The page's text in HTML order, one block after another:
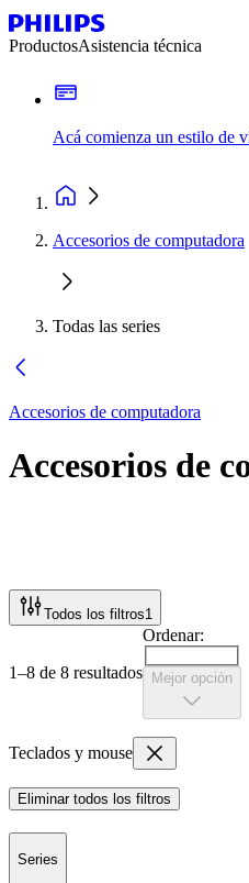
ProductosAsistencia técnica
Acá comienza un estilo de
Accesorios de computadora
Todas las series
Accesorios de computadora
Accesorios de
Todos los filtros1
1–8 de 8 resultados
Ordenar:
Mejor opción
Teclados y mouse
Eliminar todos los filtros
Series